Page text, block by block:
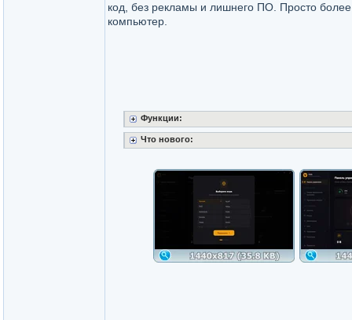
код, без рекламы и лишнего ПО. Просто
компьютер.
Функции:
Что нового: